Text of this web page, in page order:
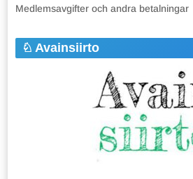
Medlemsavgifter och andra betalningar
Avainsiirto